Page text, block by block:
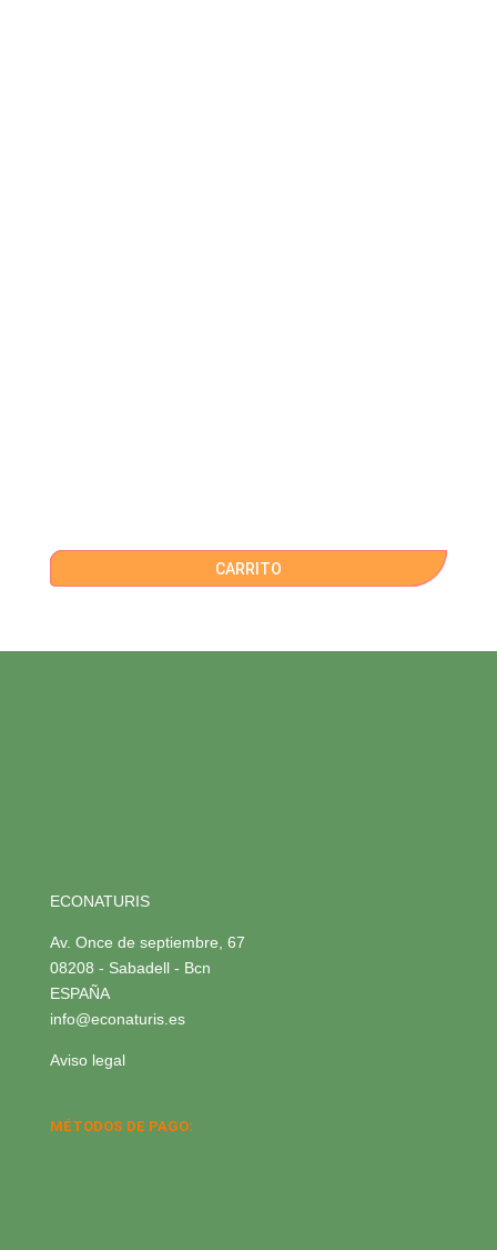
CARRITO
ECONATURIS
Av. Once de septiembre, 67
08208 - Sabadell - Bcn
ESPAÑA
info@econaturis.es
Aviso legal
MÉTODOS DE PAGO: